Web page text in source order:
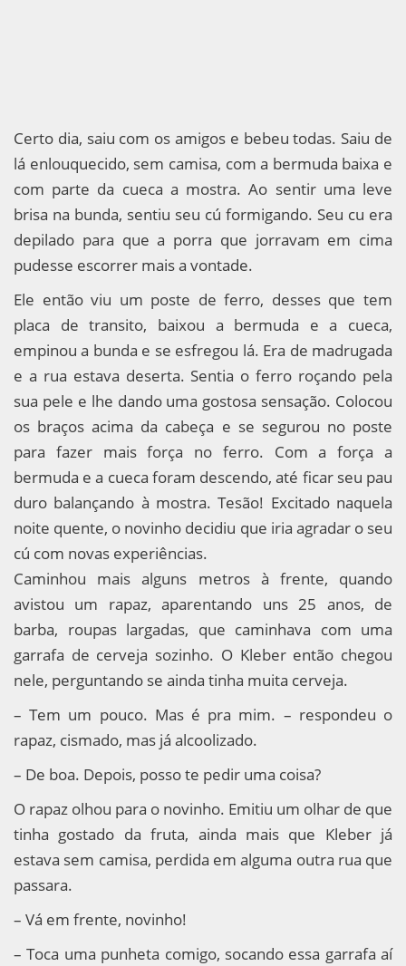
Certo dia, saiu com os amigos e bebeu todas. Saiu de
lá enlouquecido, sem camisa, com a bermuda baixa e
com parte da cueca a mostra. Ao sentir uma leve
brisa na bunda, sentiu seu cú formigando. Seu cu era
depilado para que a porra que jorravam em cima
pudesse escorrer mais a vontade.
Ele então viu um poste de ferro, desses que tem
placa de transito, baixou a bermuda e a cueca,
empinou a bunda e se esfregou lá. Era de madrugada
e a rua estava deserta. Sentia o ferro roçando pela
sua pele e lhe dando uma gostosa sensação. Colocou
os braços acima da cabeça e se segurou no poste
para fazer mais força no ferro. Com a força a
bermuda e a cueca foram descendo, até ficar seu pau
duro balançando à mostra. Tesão! Excitado naquela
noite quente, o novinho decidiu que iria agradar o seu
cú com novas experiências.
Caminhou mais alguns metros à frente, quando
avistou um rapaz, aparentando uns 25 anos, de
barba, roupas largadas, que caminhava com uma
garrafa de cerveja sozinho. O Kleber então chegou
nele, perguntando se ainda tinha muita cerveja.
– Tem um pouco. Mas é pra mim. – respondeu o
rapaz, cismado, mas já alcoolizado.
– De boa. Depois, posso te pedir uma coisa?
O rapaz olhou para o novinho. Emitiu um olhar de que
tinha gostado da fruta, ainda mais que Kleber já
estava sem camisa, perdida em alguma outra rua que
passara.
– Vá em frente, novinho!
– Toca uma punheta comigo, socando essa garrafa aí